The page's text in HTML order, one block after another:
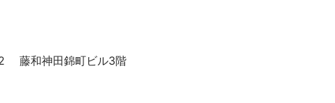
　 藤和神田錦町ビル3階